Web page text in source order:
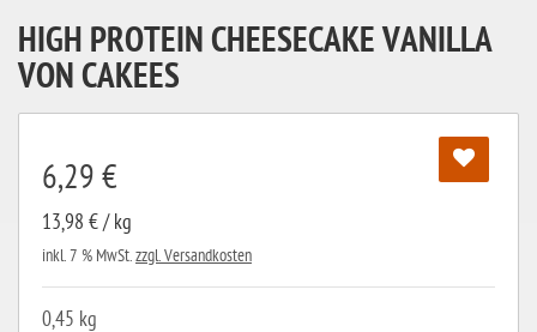
HIGH PROTEIN CHEESECAKE VANILLA
VON CAKEES
6,29 €
13,98 € / kg
inkl. 7 % MwSt.zzgl. Versandkosten
0,45 kg